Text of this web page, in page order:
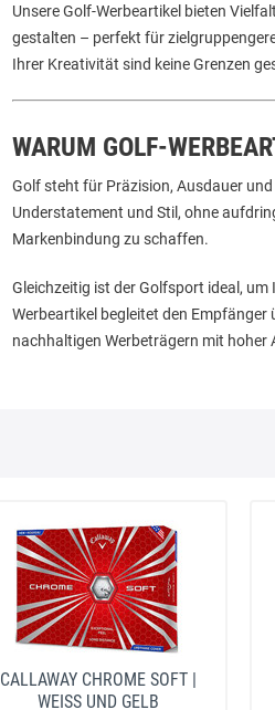
Unsere Golf-Werbeartikel bieten
gestalten – perfekt für
Ihrer Kreativität sind keine Grenzen
WARUM GOLF-
Golf steht für Präzision, Ausdauer
Understatement und Stil, ohne
Markenbindung zu schaffen.
Gleichzeitig ist der Golfsport ideal,
Werbeartikel begleitet den
nachhaltigen Werbeträgern mit hoher
CALLAWAY CHROME SOFT |
WEISS UND GELB